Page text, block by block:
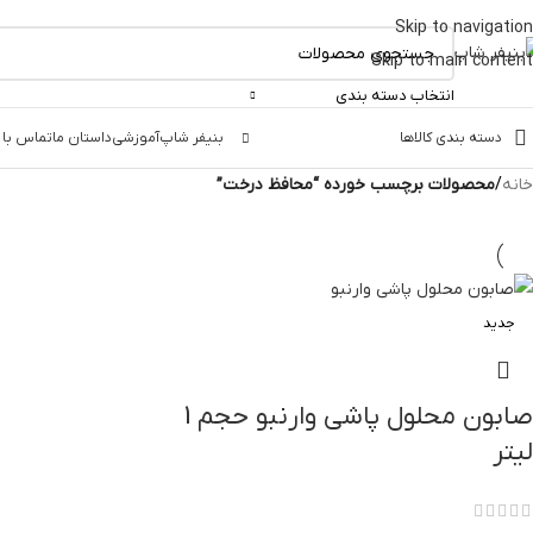
Skip to navigation
Skip to main content
انتخاب دسته بندی
دسته بندی کالاها بنیفر شاپآموزشیداستان ماتماس با
خانه/محصولات برچسب خورده “محافظ درخت”
جدید
صابون محلول پاشی وارنبو حجم 1
لیتر